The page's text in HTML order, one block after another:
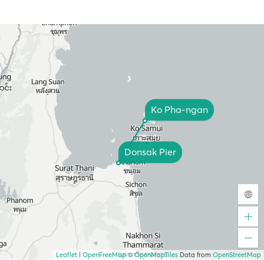
Donsak Pier
Ko Pha-ngan
Leaflet OpenFreeMap © OpenMapTiles Data from OpenStreetMap